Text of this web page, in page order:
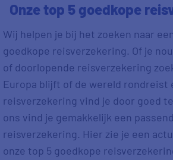
Onze top 5 goedkope
Wij helpen je bij het zoeken naar
goedkope reisverzekering. Of je
of doorlopende reisverzekering
Europa blijft of de wereld rondreist
reisverzekering vind je door goed
ons vind je gemakkelijk een
reisverzekering. Hier zie je een
onze top 5 goedkope